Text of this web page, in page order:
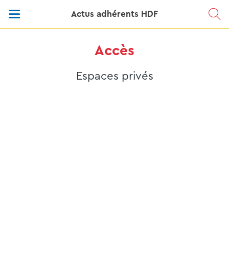
Actus adhérents HDF
Accès
Espaces privés